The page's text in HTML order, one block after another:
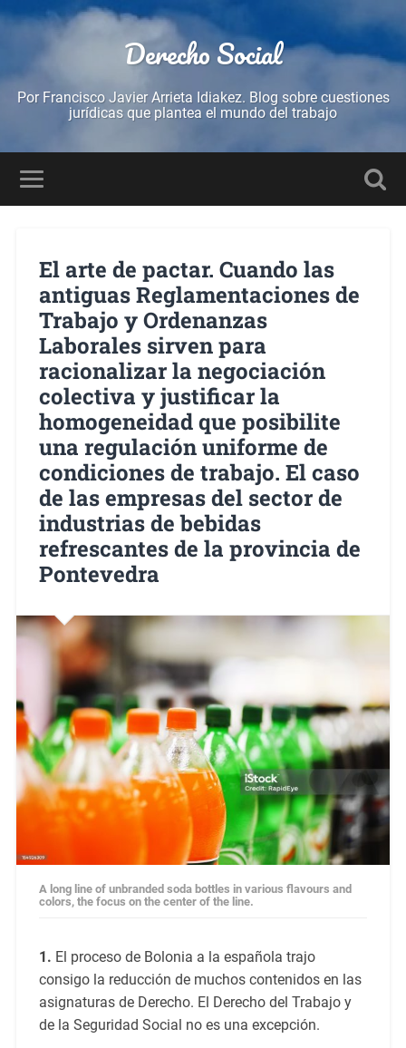
Derecho Social
Por Francisco Javier Arrieta Idiakez. Blog sobre cuestiones
jurídicas que plantea el mundo del trabajo
El arte de pactar. Cuando las
antiguas Reglamentaciones de
Trabajo y Ordenanzas
Laborales sirven para
racionalizar la negociación
colectiva y justificar la
homogeneidad que posibilite
una regulación uniforme de
condiciones de trabajo. El caso
de las empresas del sector de
industrias de bebidas
refrescantes de la provincia de
Pontevedra
A long line of unbranded soda bottles in various flavours and
colors, the focus on the center of the line.
1. El proceso de Bolonia a la española trajo
consigo la reducción de muchos contenidos en las
asignaturas de Derecho. El Derecho del Trabajo y
de la Seguridad Social no es una excepción.